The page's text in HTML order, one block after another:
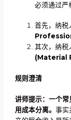
必须通过严
首先，纳税
其次，纳税
(Material
规则澄清
讲师提示：一个
用成本分离。事实